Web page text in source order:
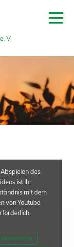
V.
des
ist Ihr
mit dem
von Youtube